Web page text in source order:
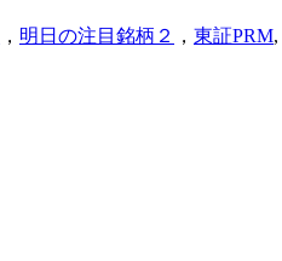
， 明日の注目銘柄２ ， 東証PRM,